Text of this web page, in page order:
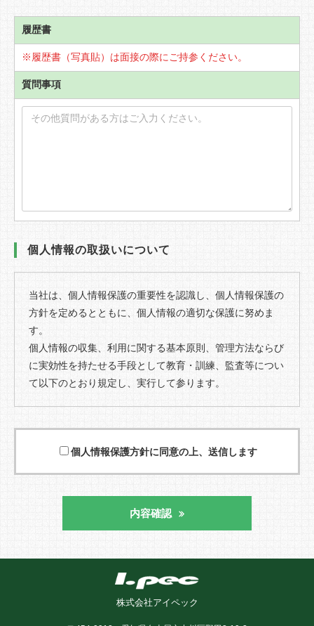
履歴書
※履歴書（写真貼）は面接の際にご持参ください。
質問事項
個人情報の取扱いについて
当社は、個人情報保護の重要性を認識し、個人情報保護の
方針を定めるとともに、個人情報の適切な保護に努めま
す。
個人情報の収集、利用に関する基本原則、管理方法ならび
に実効性を持たせる手段として教育・訓練、監査等につい
て以下のとおり規定し、実行して参ります。
り、本人の同意を得た上で行います。
2.収集にあたっては、利用目的を明確にし、その目的のた
めに必要な範囲内にとどめます。
3.個人の利益を侵害する可能性が高い機微な情報は、本人
の明確な同意がある場合または法令等の裏付けがある場合
合や外部へ委託する場合は、個人情報に関する秘密の保
持、再委託に関する事項、事故時の責任分担、契約終了時
個人情報保護方針に同意の上、送信します
内容確認
株式会社アイペック